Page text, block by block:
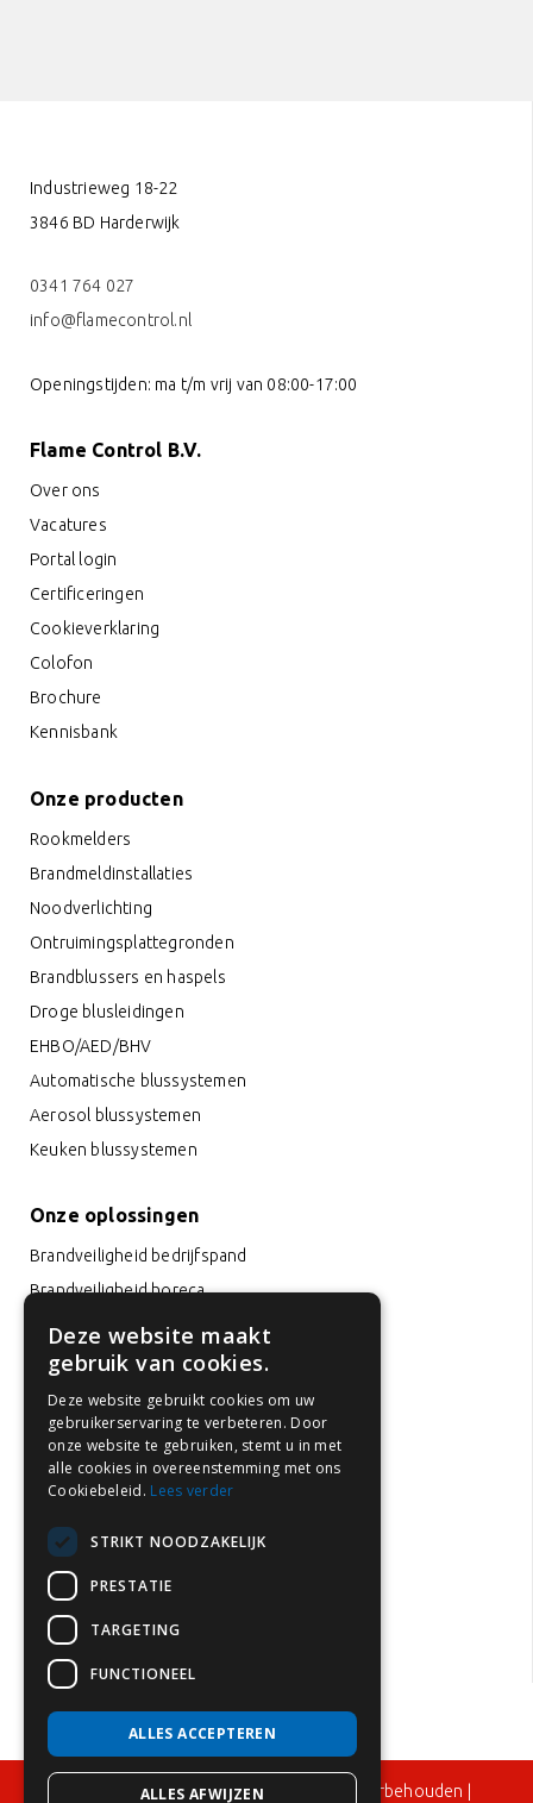
Industrieweg 18-22
3846 BD Harderwijk
0341 764 027
info@flamecontrol.nl
Openingstijden: ma t/m vrij van 08:00-17:00
Flame Control B.V.
Over ons
Vacatures
Portal login
Certificeringen
Cookieverklaring
Colofon
Brochure
Kennisbank
Onze producten
Rookmelders
Brandmeldinstallaties
Noodverlichting
Ontruimingsplattegronden
Brandblussers en haspels
Droge blusleidingen
EHBO/AED/BHV
Automatische blussystemen
Aerosol blussystemen
Keuken blussystemen
Onze oplossingen
Brandveiligheid bedrijfspand
Brandveiligheid horeca
Brandveiligheid op kantoor
Brandveiligheid hotels
Brandveiligheid scholen
Brandveiligheid zorginstellingen
Brandveiligheid kinderopvang
Brandveiligheid parkeergarages
Brandveiligheid huurwoningen
Brandpreventie in Nederland
Brandblusser keuring
Brandblusser onderhoud
© 2024 – Flame Control BV – Alle rechten voorbehouden |
Deze website maakt
gebruik van cookies.
Deze website gebruikt cookies om uw
gebruikerservaring te verbeteren. Door
onze website te gebruiken, stemt u in met
alle cookies in overeenstemming met ons
Cookiebeleid. Lees verder
STRIKT NOODZAKELIJK
PRESTATIE
TARGETING
FUNCTIONEEL
ALLES ACCEPTEREN
ALLES AFWIJZEN